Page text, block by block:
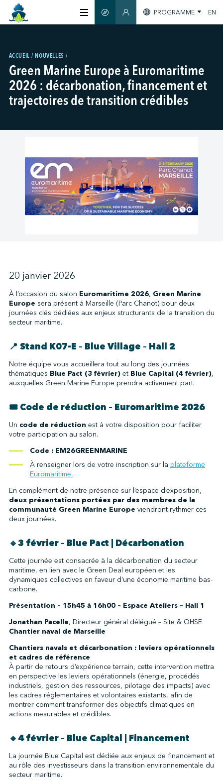
CERTIFICATION
MEMBRES
S'INFORMER
NOUS JOINDRE
GUIDE INTELLIGENT
ESPACE MEMBRES
PROGRAMME EN
ACCUEIL NOUVELLES
Green Marine Europe à Euromaritime
2026 : décarbonation, financement et
trajectoires de transition crédibles
20 janvier 2026
À l’occasion du salon Euromaritime 2026, Green Marine
Europe sera présent à Marseille (Parc Chanot) pour deux
journées clés dédiées aux enjeux structurants de la transition du
secteur maritime.
📍 Stand K07-E – Blue Village – Hall 2
Notre équipe vous accueillera tout au long des journées
thématiques Blue Pact (3 février)et Blue Capital (4 février),
auxquelles Green Marine Europe prendra activement part.
🎟️ Code de réduction – Euromaritime 2026
Un code de réduction est à votre disposition pour faciliter
votre participation au salon.
Code : EM26GREENMARINE
À renseigner lors de votre inscription sur la plateforme
Euromaritime.
En complément de notre présence sur l’espace d’exposition,
deux présentations portées par des membres de la
communauté Green Marine Europe viendront rythmer ces
deux journées.
🔹3 février – Blue Pact | Décarbonation
Cette journée est consacrée à la décarbonation du secteur
maritime, en lien avec le Green Deal européen et les
dynamiques collectives en faveur d’une économie maritime bas-
carbone.
Présentation – 15h45 à 16h00 – Espace Ateliers – Hall 1
Jonathan Pacelle, Directeur général délégué – Site & QHSE
Chantier naval de Marseille
Chantiers navals et décarbonation : leviers opérationnels
et cadres de référence
À partir de retours d’expérience terrain, cette intervention mettra
en perspective les leviers opérationnels (énergie, procédés
industriels, gestion des ressources, pilotage des impacts) avec
les cadres réglementaires et volontaires existants, afin de
montrer comment transformer des objectifs climatiques en
actions mesurables et crédibles.
🔹4 février – Blue Capital | Financement
La journée Blue Capital est dédiée aux enjeux de financement et
au rôle des investisseurs dans la transition environnementale du
secteur maritime.